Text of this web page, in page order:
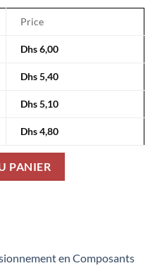
Price
Dhs6,00
Dhs5,40
Dhs5,10
Dhs4,80
PANIER
en Composants